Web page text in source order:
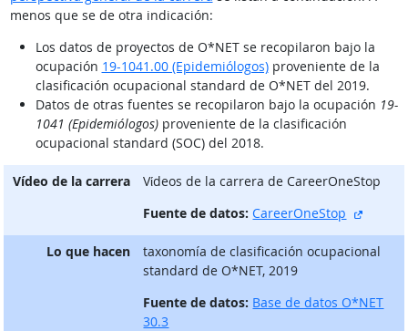
menos que se de otra indicación:
Los datos de proyectos de O*NET se recopilaron bajo la
ocupación 19-1041.00 (Epidemiólogos)proveniente de la
clasificación ocupacional standard de O*NET del 2019.
Datos de otras fuentes se recopilaron bajo la ocupación 19-
1041 (Epidemiólogos)proveniente de la clasificación
ocupacional standard (SOC) del 2018.
Vídeo de la carrera
Vίdeos de la carrera de CareerOneStop
Fuente de datos: CareerOneStop
Lo que hacen
taxonomía de clasificación ocupacional
standard de O*NET, 2019
Fuente de datos: Base de datos O*NET
30.3